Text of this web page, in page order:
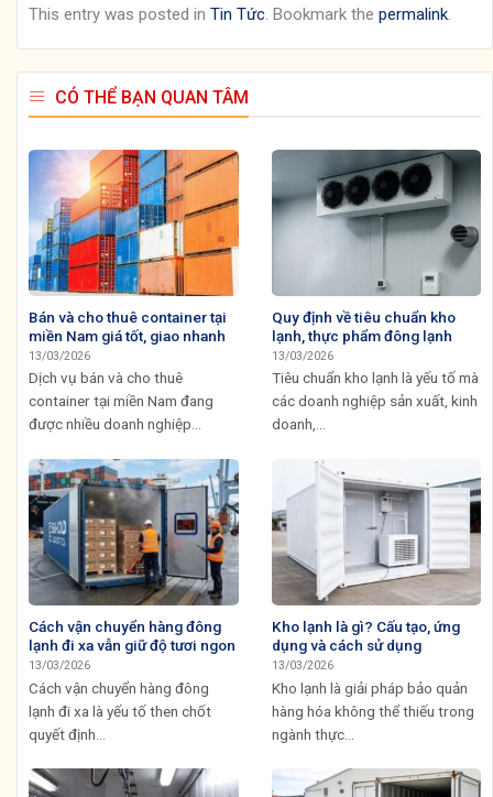
This entry was posted in Tin Tức. Bookmark the permalink.
CÓ THỂ BẠN QUAN TÂM
Bán và cho thuê container tại
miền Nam giá tốt, giao nhanh
13/03/2026
Dịch vụ bán và cho thuê
container tại miền Nam đang
được nhiều doanh nghiệp...
Quy định về tiêu chuẩn kho
lạnh, thực phẩm đông lạnh
13/03/2026
Tiêu chuẩn kho lạnh là yếu tố mà
các doanh nghiệp sản xuất, kinh
doanh,...
Cách vận chuyển hàng đông
lạnh đi xa vẫn giữ độ tươi ngon
13/03/2026
Cách vận chuyển hàng đông
lạnh đi xa là yếu tố then chốt
quyết định...
Kho lạnh là gì? Cấu tạo, ứng
dụng và cách sử dụng
13/03/2026
Kho lạnh là giải pháp bảo quản
hàng hóa không thể thiếu trong
ngành thực...